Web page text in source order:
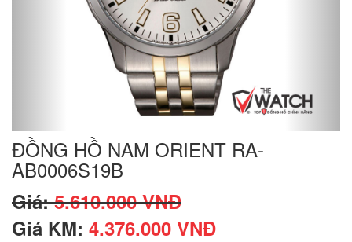
ĐỒNG HỒ NAM ORIENT RA-
AB0006S19B
Giá:5.610.000 VNĐ
Giá KM: 4.376.000 VNĐ